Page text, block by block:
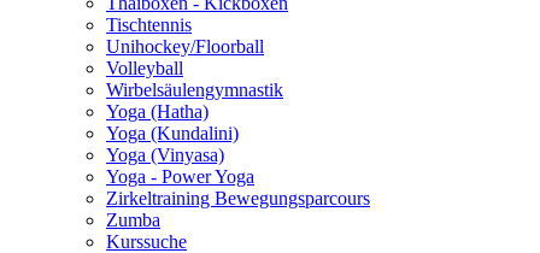
Tischtennis
Unihockey/Floorball
Volleyball
Wirbelsäulengymnastik
Yoga (Hatha)
Yoga (Kundalini)
Yoga (Vinyasa)
Yoga - Power Yoga
Zirkeltraining Bewegungsparcours
Zumba
Kurssuche